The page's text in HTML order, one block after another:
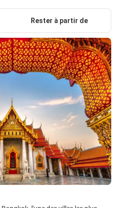
Rester à partir de